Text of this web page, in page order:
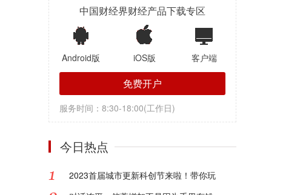
中国财经界财经产品下载专区
Android版 iOS版 客户端
免费开户
服务时间：8:30-18:00(工作日)
今日热点
2023首届城市更新科创节来啦！带你玩